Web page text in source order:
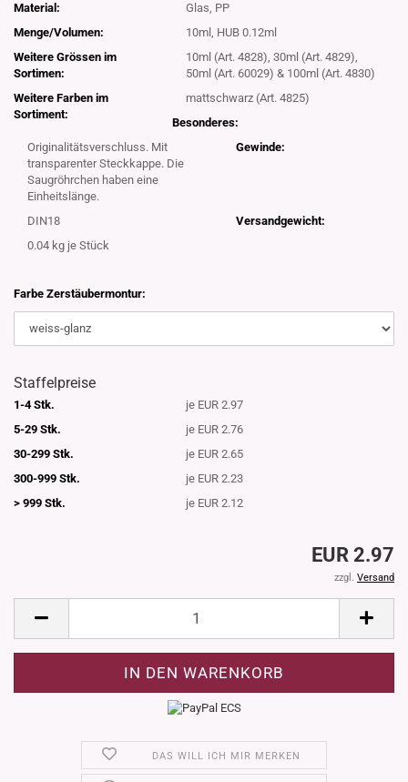
Material:
Glas, PP
Menge/Volumen:
10ml, HUB 0.12ml
Weitere Grössen im
Sortimen:
10ml (Art. 4828), 30ml (Art. 4829),
50ml (Art. 60029) & 100ml (Art. 4830)
Weitere Farben im
Sortiment:
mattschwarz (Art. 4825)
Besonderes:
Originalitätsverschluss. Mit
transparenter Steckkappe. Die
Saugröhrchen haben eine
Einheitslänge.
Gewinde:
DIN18
Versandgewicht:
0.04 kg je Stück
Farbe Zerstäubermontur:
Staffelpreise
1-4 Stk.
je EUR 2.97
5-29 Stk.
je EUR 2.76
30-299 Stk.
je EUR 2.65
300-999 Stk.
je EUR 2.23
> 999 Stk.
je EUR 2.12
EUR 2.97
zzgl. Versand
DAS WILL ICH MIR MERKEN